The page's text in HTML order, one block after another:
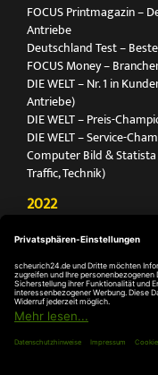
FOCUS Printmagazin –
Antriebe
Deutschland Test –
FOCUS Money –
DIE WELT – Nr. 1 in
Antriebe)
DIE WELT – Preis-
DIE WELT – Service-
Computer Bild &
Traffic, Technik)
2022
Antriebe
Deutschland Test –
FOCUS Money –
DIE WELT – Service-
DIE WELT –